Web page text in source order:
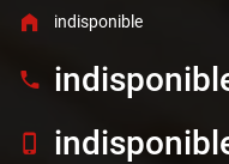
indisponible